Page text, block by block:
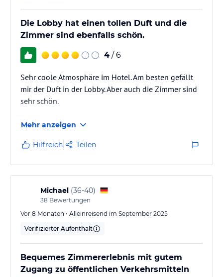
Die Lobby hat einen tollen Duft und die
Zimmer sind ebenfalls schön.
4 / 6
Sehr coole Atmosphäre im Hotel. Am besten gefällt
mir der Duft in der Lobby. Aber auch die Zimmer sind
sehr schön.
Mehr anzeigen
Hilfreich Teilen
Michael (36-40)
38 Bewertungen
Vor 8 Monaten • Alleinreisend im September 2025
Verifizierter Aufenthalt
Bequemes Zimmererlebnis mit gutem
Zugang zu öffentlichen Verkehrsmitteln